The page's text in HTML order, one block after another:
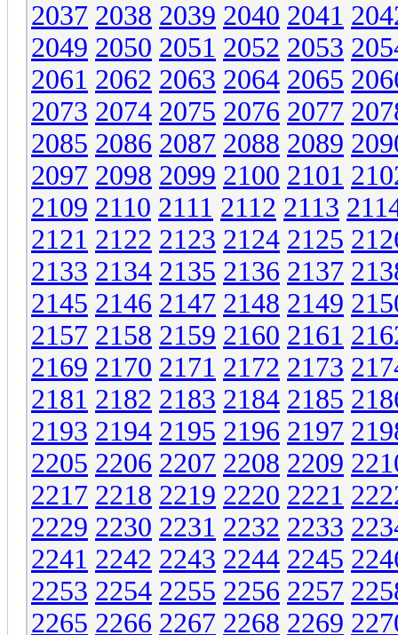
2037 2038 2039 2040 2041
2049 2050 2051 2052 2053
2061 2062 2063 2064 2065
2073 2074 2075 2076 2077
2085 2086 2087 2088 2089
2097 2098 2099 2100 2101
2109 2110 2111 2112 2113
2121 2122 2123 2124 2125
2133 2134 2135 2136 2137
2145 2146 2147 2148 2149
2157 2158 2159 2160 2161
2169 2170 2171 2172 2173
2181 2182 2183 2184 2185
2193 2194 2195 2196 2197
2205 2206 2207 2208 2209
2217 2218 2219 2220 2221
2229 2230 2231 2232 2233
2241 2242 2243 2244 2245
2253 2254 2255 2256 2257
2265 2266 2267 2268 2269